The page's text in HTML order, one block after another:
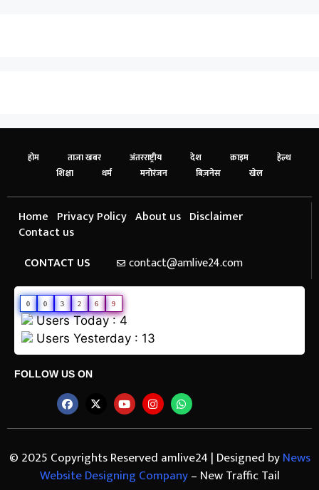
होम ताजा खबर अंतरराष्ट्रीय देश क्राइम
हेल्थ
शिक्षा
धर्म मनोरंजन बिज़नेस खेल
Home Privacy Policy About us Disclaimer
Contact us
CONTACT US
contact@amlive24.com
0 0 3 2 6 9
Users Today : 4
Users Yesterday : 13
FOLLOW US ON
© 2025 Copyrights Reserved amlive24 | Designed byNews
Website Designing Company– New Traffic Tail